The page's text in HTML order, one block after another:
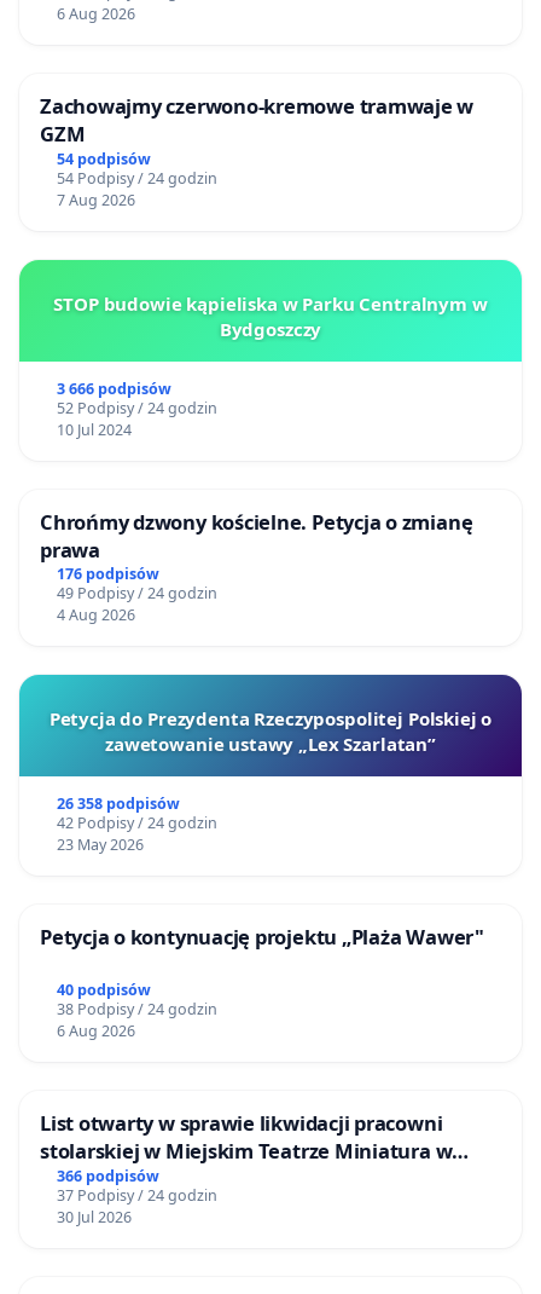
6 Aug 2026
Zachowajmy czerwono-kremowe tramwaje w
GZM
54 podpisów
54 Podpisy / 24 godzin
7 Aug 2026
STOP budowie kąpieliska w Parku Centralnym w
Bydgoszczy
3 666 podpisów
52 Podpisy / 24 godzin
10 Jul 2024
Chrońmy dzwony kościelne. Petycja o zmianę
prawa
176 podpisów
49 Podpisy / 24 godzin
4 Aug 2026
Petycja do Prezydenta Rzeczypospolitej Polskiej o
zawetowanie ustawy „Lex Szarlatan”
26 358 podpisów
42 Podpisy / 24 godzin
23 May 2026
Petycja o kontynuację projektu „Plaża Wawer"
40 podpisów
38 Podpisy / 24 godzin
6 Aug 2026
List otwarty w sprawie likwidacji pracowni
stolarskiej w Miejskim Teatrze Miniatura w
Gdańsku
366 podpisów
37 Podpisy / 24 godzin
30 Jul 2026